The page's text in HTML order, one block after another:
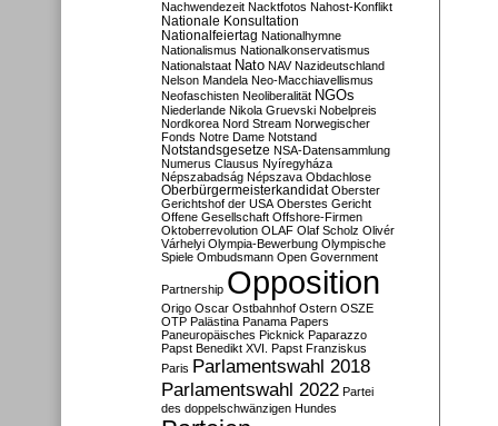
Nachwendezeit Nacktfotos Nahost-Konflikt
Nationale Konsultation
Nationalfeiertag Nationalhymne
Nationalismus Nationalkonservatismus
Nationalstaat Nato NAV Nazideutschland
Nelson Mandela Neo-Macchiavellismus
Neofaschisten Neoliberalität NGOs
Niederlande Nikola Gruevski Nobelpreis
Nordkorea Nord Stream Norwegischer
Fonds Notre Dame Notstand
Notstandsgesetze NSA-Datensammlung
Numerus Clausus Nyíregyháza
Népszabadság Népszava Obdachlose
Oberbürgermeisterkandidat Oberster
Gerichtshof der USA Oberstes Gericht
Offene Gesellschaft Offshore-Firmen
Oktoberrevolution OLAF Olaf Scholz Olivér
Várhelyi Olympia-Bewerbung Olympische
Spiele Ombudsmann Open Government
Partnership Opposition
Origo Oscar Ostbahnhof Ostern OSZE
OTP Palästina Panama Papers
Paneuropäisches Picknick Paparazzo
Papst Benedikt XVI. Papst Franziskus
Paris Parlamentswahl 2018
Parlamentswahl 2022 Partei
des doppelschwänzigen Hundes